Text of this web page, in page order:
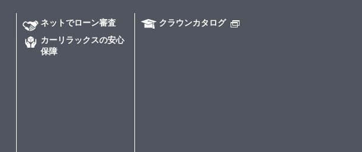
ネットでローン審査
カーリラックスの安心
保障
クラウンカタログ